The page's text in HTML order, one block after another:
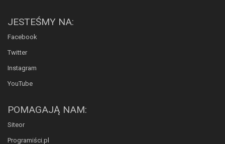
JESTEŚMY NA:
Facebook
Twitter
Instagram
YouTube
POMAGAJĄ NAM:
Siteor
Programiści.pl